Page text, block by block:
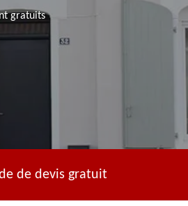
gratuits
de devis gratuit